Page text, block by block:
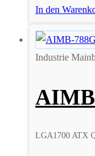
In den
Industrie
LGA1700 ATX